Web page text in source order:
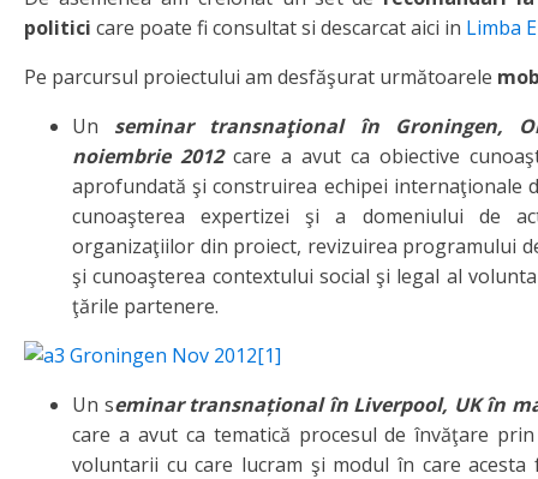
politici care poate fi consultat si descarcat aici in Limba
Pe parcursul proiectului am desfăşurat următoarele
Un seminar transnaţional în Groningen,
noiembrie 2012 care a avut ca obiective
aprofundată şi construirea echipei internaţionale
cunoaşterea expertizei şi a domeniului de
organizaţiilor din proiect, revizuirea programului
şi cunoaşterea contextului social şi legal al
ţările partenere.
Un seminar transnațional în Liverpool, UK în
care a avut ca tematică procesul de învăţare
voluntarii cu care lucram şi modul în care acesta